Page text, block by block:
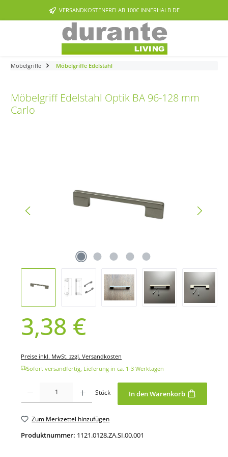
Zum Hauptinhalt springenVERSANDKOSTENFREI AB 100€ INNERHALB DE
Möbelgriffe Möbelgriffe Edelstahl
Möbelgriff Edelstahl Optik BA 96-128 mm
Carlo
Regulärer Preis:
3,38 €
Preise inkl. MwSt. zzgl. Versandkosten
Sofort versandfertig, Lieferung in ca. 1-3 Werktagen
Produkt Anzahl: Gib den gewünschten Wert ein oder benutze die
Stück In den Warenkorb
Zum Merkzettel hinzufügen
Produktnummer: 1121.0128.ZA.SI.00.001